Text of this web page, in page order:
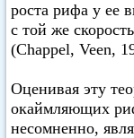
роста рифа у ее
с той же
(Chappel, Veen,
Оценивая эту
окаймляющих
несомненно,